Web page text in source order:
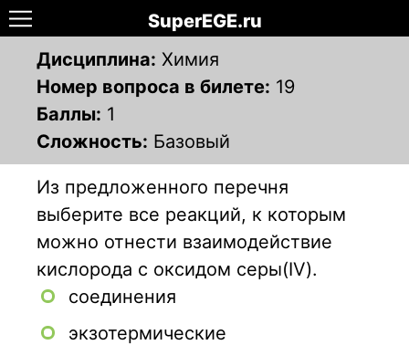
SuperEGE.ru
Дисциплина: Химия
Номер вопроса в билете: 19
Баллы: 1
Сложность: Базовый
Из предложенного перечня
выберите все реакций, к которым
можно отнести взаимодействие
кислорода с оксидом серы(IV).
соединения
экзотермические